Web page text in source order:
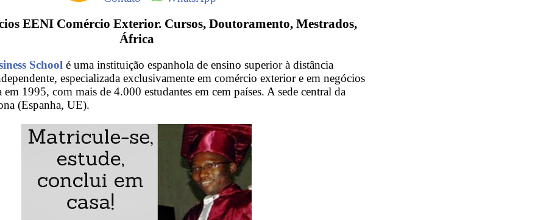
EENI Comércio Exterior. Cursos, Doutoramento, Mestrados,
África
School é uma instituição espanhola de ensino superior à distância
especializada exclusivamente em comércio exterior e em negócios
1995, com mais de 4.000 estudantes em cem países. A sede central da
(Espanha, UE).